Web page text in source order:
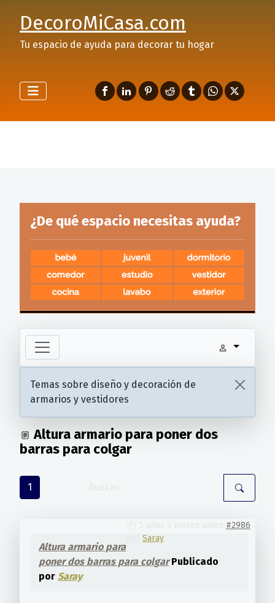
DecoroMiCasa.com
Tu espacio de ayuda para decorar tu hogar
¿De qué espacio necesitas ayuda?
Temas sobre diseño y decoración de
armarios y vestidores
Altura armario para poner dos
barras para colgar
1
#2986
Saray
Altura armario para
poner dos barras para colgarPublicado
por Saray